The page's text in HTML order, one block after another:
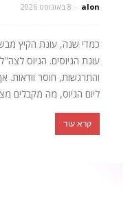
alon
- 8 באוגוסט 2026
כמדי שנה, עונת הקיץ
עונת הגיוסים. הגיוס
והתרגשות, חוסר וודאות.
ליום הגיוס, מה מקבלים
קרא עוד